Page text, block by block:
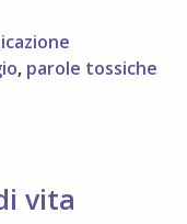
, parole tossiche
vita